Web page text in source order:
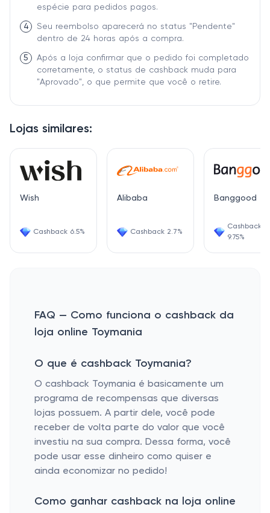
Lojas similares:
Wish
Cashback 6.5%
Alibaba
Cashback 2.7%
Banggood
Cashback
9.75%
espécie para pedidos pagos.
4
Seu reembolso aparecerá no status "Pendente"
dentro de 24 horas após a compra.
5
Após a loja confirmar que o pedido foi completado
corretamente, o status de cashback muda para
"Aprovado", o que permite que você o retire.
FAQ — Como funciona o cashback da
loja online Toymania
O que é cashback Toymania?
O cashback Toymania é basicamente um
programa de recompensas que diversas
lojas possuem. A partir dele, você pode
receber de volta parte do valor que você
investiu na sua compra. Dessa forma, você
pode usar esse dinheiro como quiser e
ainda economizar no pedido!
Como ganhar cashback na loja online